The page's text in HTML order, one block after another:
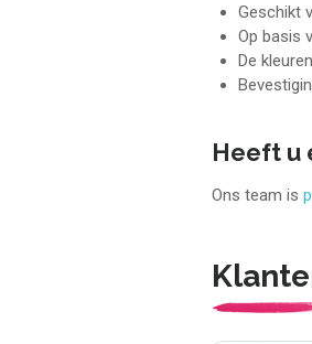
Geschikt
Op basis
De
Heeft u
Ons team is